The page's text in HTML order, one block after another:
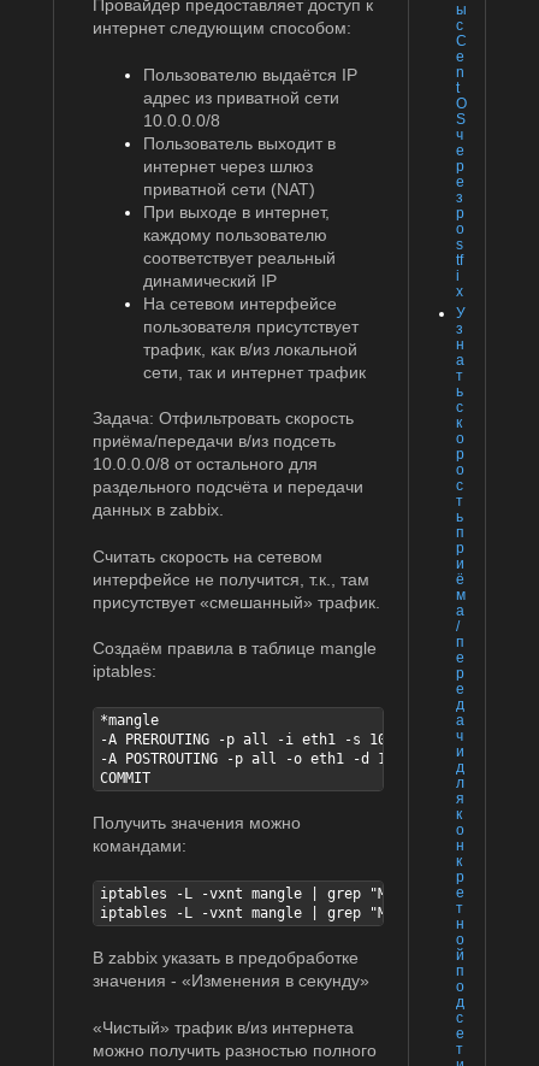
ы
с
C
e
n
t
O
S
ч
е
р
е
з
p
o
s
tf
i
x
У
з
н
а
т
ь
с
к
о
р
о
с
т
ь
п
р
и
ё
м
а
/
п
е
р
е
д
а
ч
и
д
л
я
к
о
н
к
р
е
т
н
о
й
п
о
д
с
е
т
Провайдер предоставляет доступ к
интернет следующим способом:
Пользователю выдаётся IP
адрес из приватной сети
10.0.0.0/8
Пользователь выходит в
интернет через шлюз
приватной сети (NAT)
При выходе в интернет,
каждому пользователю
соответствует реальный
динамический IP
На сетевом интерфейсе
пользователя присутствует
трафик, как в/из локальной
сети, так и интернет трафик
Задача: Отфильтровать скорость
приёма/передачи в/из подсеть
10.0.0.0/8 от остального для
раздельного подсчёта и передачи
данных в zabbix.
Считать скорость на сетевом
интерфейсе не получится, т.к., там
присутствует «смешанный» трафик.
Создаём правила в таблице mangle
iptables:
*mangle
-A PREROUTING -p all -i eth1 -s 10.0.0.0/8 -j MARK
-A POSTROUTING -p all -o eth1 -d 10.0.0.0/8 -j
COMMIT
Получить значения можно
командами:
iptables -L -vxnt mangle | grep "MARK set 0x1" |
iptables -L -vxnt mangle | grep "MARK set 0x2" |
В zabbix указать в предобработке
значения - «Изменения в секунду»
«Чистый» трафик в/из интернета
можно получить разностью полного